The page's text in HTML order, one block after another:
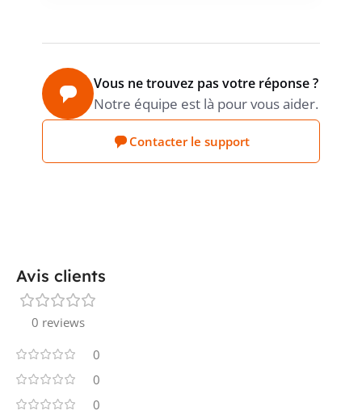
Vous ne trouvez pas votre réponse ?
Notre équipe est là pour vous aider.
Contacter le support
Avis clients
0 reviews
0
0
0